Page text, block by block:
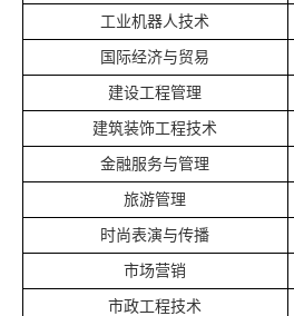
工业机器人技术
国际经济与贸易
建设工程管理
建筑装饰工程技术
金融服务与管理
旅游管理
时尚表演与传播
市场营销
市政工程技术